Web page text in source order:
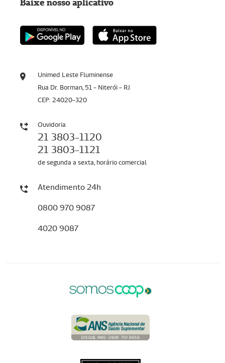
Unimed Leste Fluminense
Rua Dr. Borman, 51 - Niterói - RJ
CEP: 24020-320
Ouvidoria
21 3803-1120
21 3803-1121
de segunda a sexta, horário comercial
Atendimento 24h
0800 970 9087
4020 9087
Baixe nosso aplicativo